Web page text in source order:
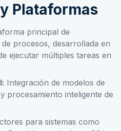
Plataformas
principal de
procesos, desarrollada en
ejecutar múltiples tareas en
Integración de modelos de
procesamiento inteligente de
para sistemas como